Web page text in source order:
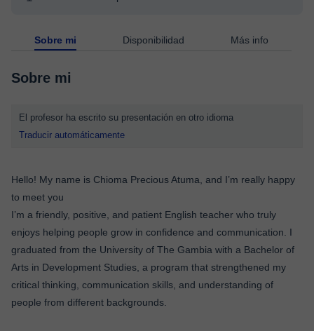
Sobre mi Disponibilidad Más info
Sobre mi
El profesor ha escrito su presentación en otro idioma
Traducir automáticamente
Hello! My name is Chioma Precious Atuma, and I’m really happy
to meet you
I’m a friendly, positive, and patient English teacher who truly
enjoys helping people grow in confidence and communication. I
graduated from the University of The Gambia with a Bachelor of
Arts in Development Studies, a program that strengthened my
critical thinking, communication skills, and understanding of
people from different backgrounds.